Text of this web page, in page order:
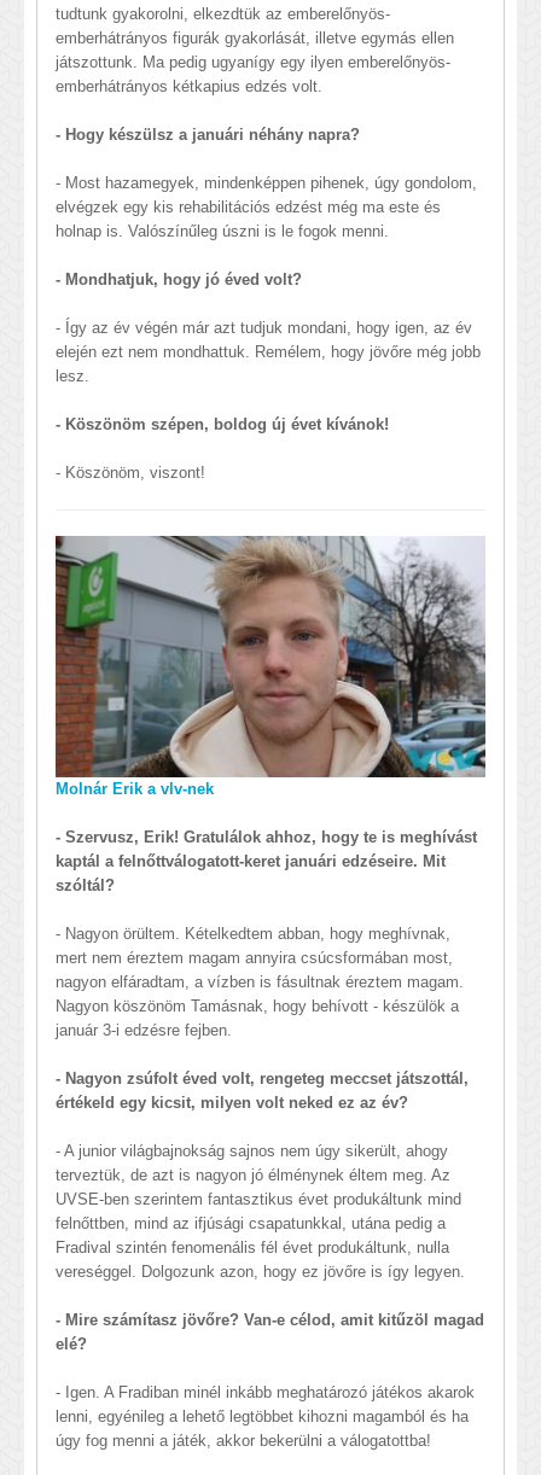
tudtunk gyakorolni, elkezdtük az emberelőnyös-
emberhátrányos figurák gyakorlását, illetve egymás ellen
játszottunk. Ma pedig ugyanígy egy ilyen emberelőnyös-
emberhátrányos kétkapius edzés volt.
- Hogy készülsz a januári néhány napra?
- Most hazamegyek, mindenképpen pihenek, úgy gondolom,
elvégzek egy kis rehabilitációs edzést még ma este és
holnap is. Valószínűleg úszni is le fogok menni.
- Mondhatjuk, hogy jó éved volt?
- Így az év végén már azt tudjuk mondani, hogy igen, az év
elején ezt nem mondhattuk. Remélem, hogy jövőre még jobb
lesz.
- Köszönöm szépen, boldog új évet kívánok!
- Köszönöm, viszont!
Molnár Erik a vlv-nek
- Szervusz, Erik! Gratulálok ahhoz, hogy te is meghívást
kaptál a felnőttválogatott-keret januári edzéseire. Mit
szóltál?
- Nagyon örültem. Kételkedtem abban, hogy meghívnak,
mert nem éreztem magam annyira csúcsformában most,
nagyon elfáradtam, a vízben is fásultnak éreztem magam.
Nagyon köszönöm Tamásnak, hogy behívott - készülök a
január 3-i edzésre fejben.
- Nagyon zsúfolt éved volt, rengeteg meccset játszottál,
értékeld egy kicsit, milyen volt neked ez az év?
- A junior világbajnokság sajnos nem úgy sikerült, ahogy
terveztük, de azt is nagyon jó élménynek éltem meg. Az
UVSE-ben szerintem fantasztikus évet produkáltunk mind
felnőttben, mind az ifjúsági csapatunkkal, utána pedig a
Fradival szintén fenomenális fél évet produkáltunk, nulla
vereséggel. Dolgozunk azon, hogy ez jövőre is így legyen.
- Mire számítasz jövőre? Van-e célod, amit kitűzöl magad
elé?
- Igen. A Fradiban minél inkább meghatározó játékos akarok
lenni, egyénileg a lehető legtöbbet kihozni magamból és ha
úgy fog menni a játék, akkor bekerülni a válogatottba!